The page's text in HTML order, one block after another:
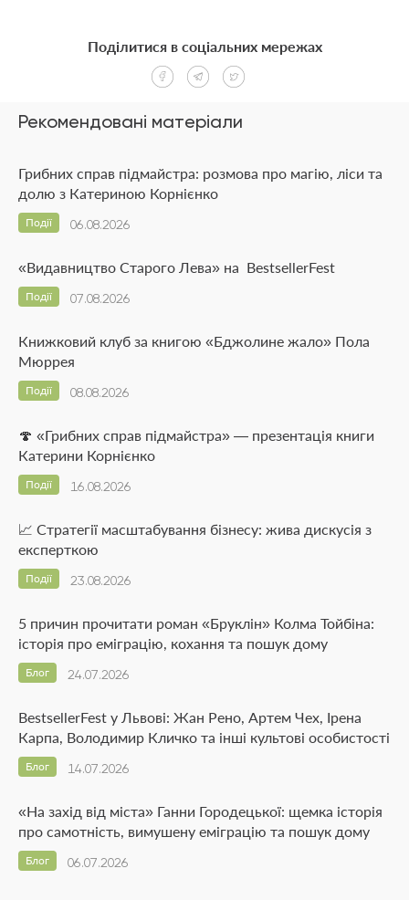
Рекомендовані матеріали
Грибних справ підмайстра: розмова про магію, ліси та
долю з Катериною Корнієнко
06.08.2026
Події
«Видавництво Старого Лева» на BestsellerFest
07.08.2026
Події
Книжковий клуб за книгою «Бджолине жало» Пола
Мюррея
08.08.2026
Події
🍄 «Грибних справ підмайстра» — презентація книги
Катерини Корнієнко
16.08.2026
Події
📈 Стратегії масштабування бізнесу: жива дискусія з
експерткою
23.08.2026
Події
5 причин прочитати роман «Бруклін» Колма Тойбіна:
історія про еміграцію, кохання та пошук дому
24.07.2026
Блог
BestsellerFest у Львові: Жан Рено, Артем Чех, Ірена
Карпа, Володимир Кличко та інші культові особистості
14.07.2026
Блог
«На захід від міста» Ганни Городецької: щемка історія
про самотність, вимушену еміграцію та пошук дому
06.07.2026
Блог
Поділитися в соціальних мережах